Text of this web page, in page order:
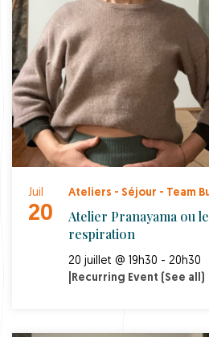
Juil
20
Ateliers - Séjour - Team
Atelier Pranayama ou
respiration
20 juillet @ 19h30 - 20h30
Recurring Event (See all)